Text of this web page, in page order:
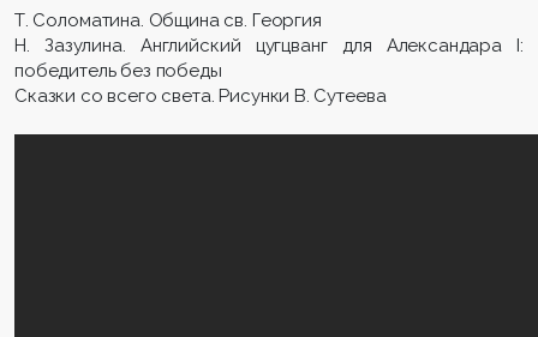
Т. Соломатина. Община св. Георгия
Н. Зазулина. Английский цугцванг для Александара I:
победитель без победы
Сказки со всего света. Рисунки В. Сутеева